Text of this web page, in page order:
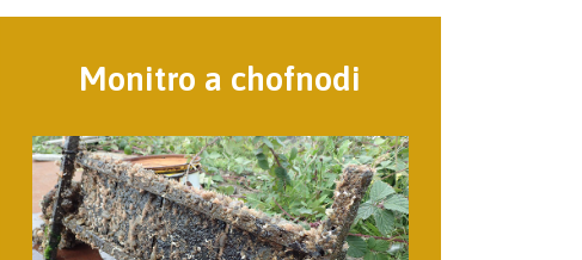
Monitro a chofnodi